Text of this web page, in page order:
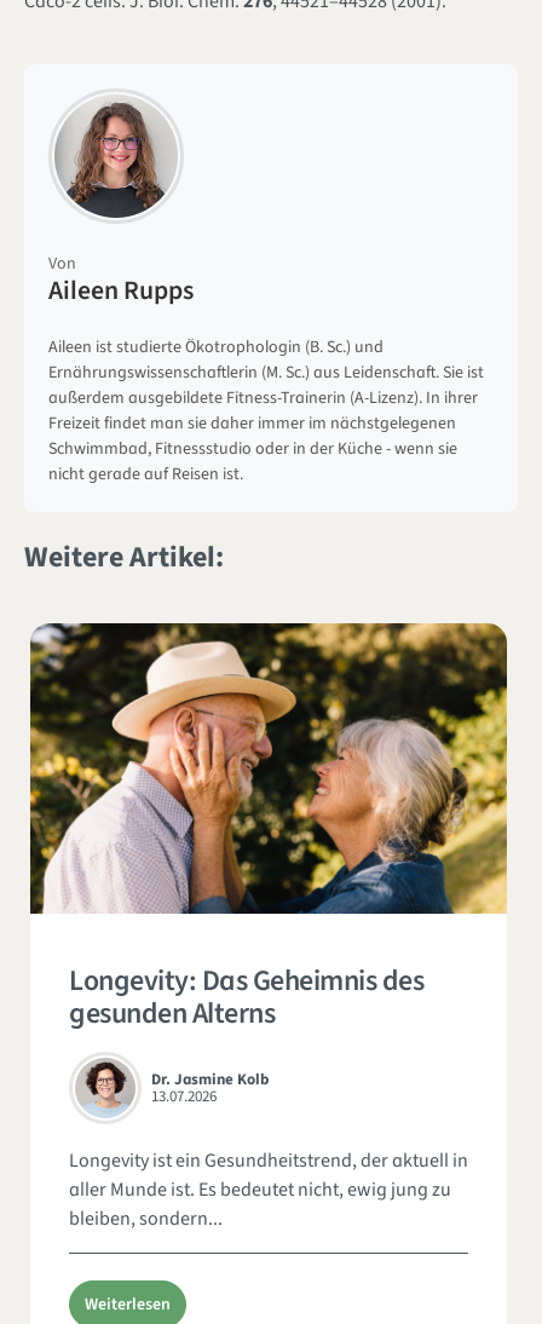
Von
Aileen Rupps
Aileen ist studierte Ökotrophologin (B. Sc.) und
Ernährungswissenschaftlerin (M. Sc.) aus Leidenschaft. Sie ist
außerdem ausgebildete Fitness-Trainerin (A-Lizenz). In ihrer
Freizeit findet man sie daher immer im nächstgelegenen
Schwimmbad, Fitnessstudio oder in der Küche - wenn sie
nicht gerade auf Reisen ist.
Weitere Artikel:
Longevity: Das Geheimnis des
gesunden Alterns
Dr. Jasmine Kolb
13.07.2026
Longevity ist ein Gesundheitstrend, der aktuell in
aller Munde ist. Es bedeutet nicht, ewig jung zu
bleiben, sondern...
Weiterlesen